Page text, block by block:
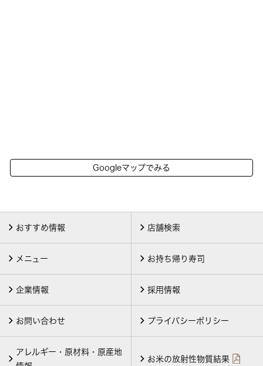
Googleマップでみる
おすすめ情報 店舗検索
メニュー お持ち帰り寿司
企業情報 採用情報
お問い合わせ プライバシーポリシー
アレルギー・原材料・原産地
お米の放射性物質結果